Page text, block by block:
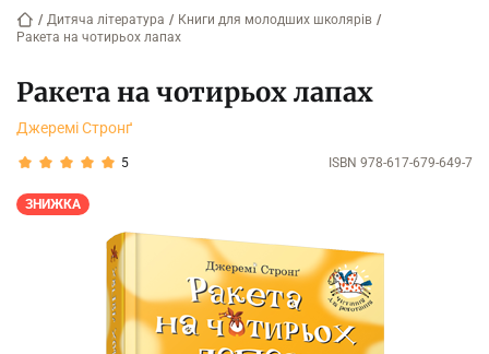
/ Дитяча література / Книги для молодших школярів /
Ракета на чотирьох лапах
Ракета на чотирьох лапах
Джеремі Стронґ
5 ISBN 978-617-679-649-7
ЗНИЖКА